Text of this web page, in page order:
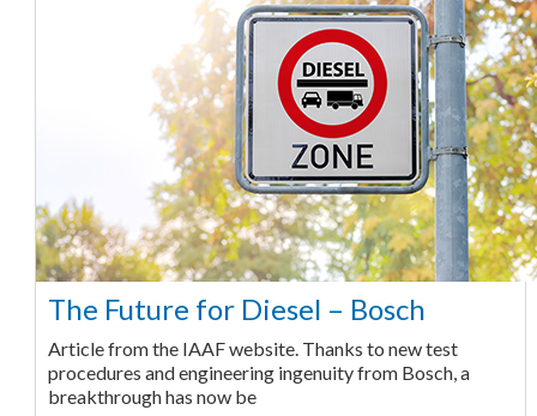
The Future for Diesel – Bosch
Article from the IAAF website. Thanks to new test
procedures and engineering ingenuity from Bosch, a
breakthrough has now be